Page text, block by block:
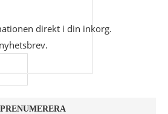
direkt i din inkorg.